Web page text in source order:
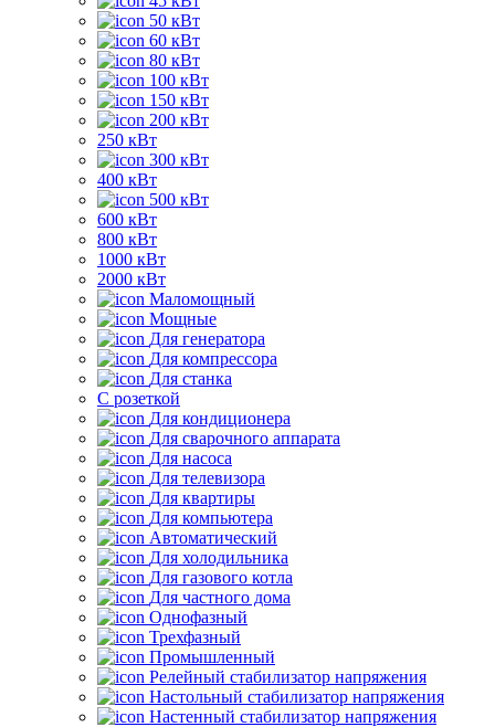
50 кВт
60 кВт
80 кВт
100 кВт
150 кВт
200 кВт
250 кВт
300 кВт
400 кВт
500 кВт
600 кВт
800 кВт
1000 кВт
2000 кВт
Маломощный
Мощные
Для генератора
Для компрессора
Для станка
C розеткой
Для кондиционера
Для сварочного аппарата
Для насоса
Для телевизора
Для квартиры
Для компьютера
Автоматический
Для холодильника
Для газового котла
Для частного дома
Однофазный
Трехфазный
Промышленный
Релейный стабилизатор напряжения
Настольный стабилизатор напряжения
Настенный стабилизатор напряжения